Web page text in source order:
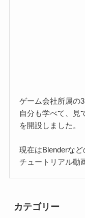
ゲーム会社所属の
自分も学べて、見
を開設しました。
現在はBlenderな
チュートリアル動
カテゴリー